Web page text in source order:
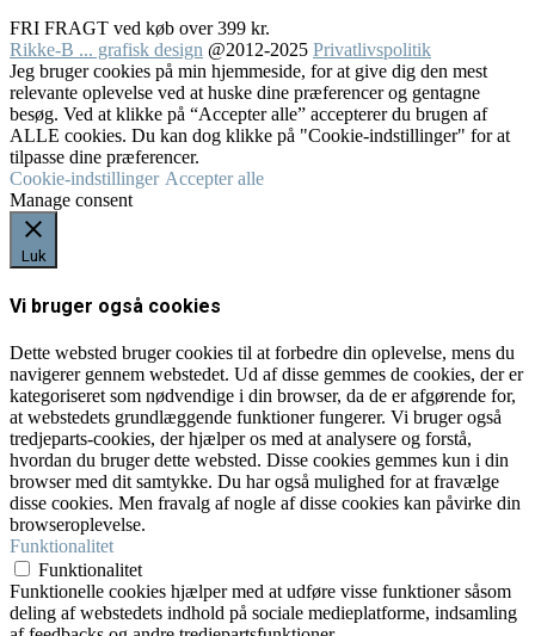
FRI FRAGT ved køb over 399 kr.
Rikke-B ... grafisk design @2012-2025 Privatlivspolitik
Jeg bruger cookies på min hjemmeside, for at give dig den mest
relevante oplevelse ved at huske dine præferencer og gentagne
besøg. Ved at klikke på “Accepter alle” accepterer du brugen af
ALLE cookies. Du kan dog klikke på "Cookie-indstillinger" for at
tilpasse dine præferencer.
Cookie-indstillinger Accepter alle
Manage consent
Luk
Vi bruger også cookies
Dette websted bruger cookies til at forbedre din oplevelse, mens du
navigerer gennem webstedet. Ud af disse gemmes de cookies, der er
kategoriseret som nødvendige i din browser, da de er afgørende for,
at webstedets grundlæggende funktioner fungerer. Vi bruger også
tredjeparts-cookies, der hjælper os med at analysere og forstå,
hvordan du bruger dette websted. Disse cookies gemmes kun i din
browser med dit samtykke. Du har også mulighed for at fravælge
disse cookies. Men fravalg af nogle af disse cookies kan påvirke din
browseroplevelse.
Funktionalitet
Funktionalitet
Funktionelle cookies hjælper med at udføre visse funktioner såsom
deling af webstedets indhold på sociale medieplatforme, indsamling